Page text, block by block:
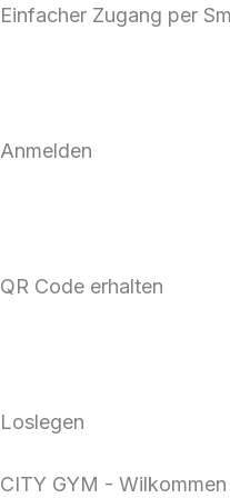
Einfacher Zugang per
Anmelden
QR Code erhalten
Loslegen
CITY GYM -